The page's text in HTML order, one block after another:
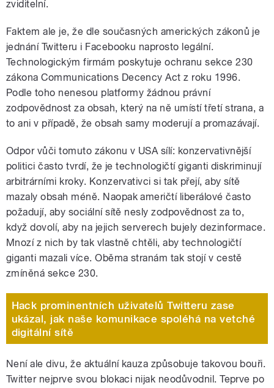
zviditelní.
Faktem ale je, že dle současných amerických zákonů je
jednání Twitteru i Facebooku naprosto legální.
Technologickým firmám poskytuje ochranu sekce 230
zákona Communications Decency Act z roku 1996.
Podle toho nenesou platformy žádnou právní
zodpovědnost za obsah, který na ně umístí třetí strana, a
to ani v případě, že obsah samy moderují a promazávají.
Odpor vůči tomuto zákonu v USA sílí: konzervativnější
politici často tvrdí, že je technologičtí giganti diskriminují
arbitrárními kroky. Konzervativci si tak přejí, aby sítě
mazaly obsah méně. Naopak američtí liberálové často
požadují, aby sociální sítě nesly zodpovědnost za to,
když dovolí, aby na jejich serverech bujely dezinformace.
Mnozí z nich by tak vlastně chtěli, aby technologičtí
giganti mazali více. Oběma stranám tak stojí v cestě
zmíněná sekce 230.
Hack prominentních uživatelů Twitteru zase
ukázal, jak naše komunikace spoléhá na vetché
digitální sítě
Není ale divu, že aktuální kauza způsobuje takovou bouři.
Twitter nejprve svou blokaci nijak neodůvodnil. Teprve po